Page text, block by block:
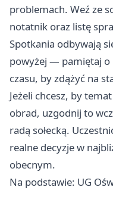
problemach. Weź ze
notatnik oraz listę
Spotkania odbywają
powyżej — pamiętaj o
czasu, by zdążyć na
Jeżeli chcesz, by
obrad, uzgodnij to
radą sołecką.
realne decyzje w
obecnym.
Na podstawie: UG